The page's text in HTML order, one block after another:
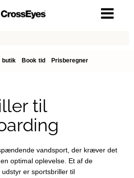
butik Book tid Prisberegner
til
vandsport, der kræver det
optimal oplevelse. Et af de
er sportsbriller til